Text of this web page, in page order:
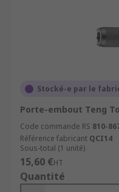
Stocké-e par le
Porte-embout Teng
Code commande RS 810-
Référence fabricant QCI14
Sous-total (1 unité)
15,60 €HT
Quantité